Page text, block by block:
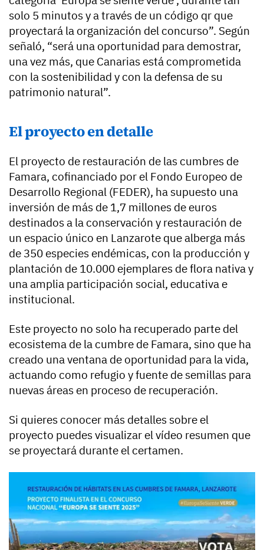
solo 5 minutos y a través de un código qr que
proyectará la organización del concurso”. Según
señaló, “será una oportunidad para demostrar,
una vez más, que Canarias está comprometida
con la sostenibilidad y con la defensa de su
patrimonio natural”.
El proyecto en detalle
El proyecto de restauración de las cumbres de
Famara, cofinanciado por el Fondo Europeo de
Desarrollo Regional (FEDER), ha supuesto una
inversión de más de 1,7 millones de euros
destinados a la conservación y restauración de
un espacio único en Lanzarote que alberga más
de 350 especies endémicas, con la producción y
plantación de 10.000 ejemplares de flora nativa y
una amplia participación social, educativa e
institucional.
Este proyecto no solo ha recuperado parte del
ecosistema de la cumbre de Famara, sino que ha
creado una ventana de oportunidad para la vida,
actuando como refugio y fuente de semillas para
nuevas áreas en proceso de recuperación.
Si quieres conocer más detalles sobre el
proyecto puedes visualizar el vídeo resumen que
se proyectará durante el certamen.